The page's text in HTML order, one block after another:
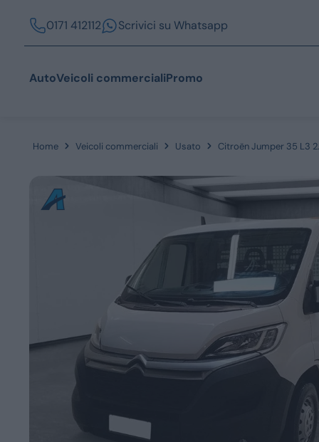
0171 412112 Scrivici su Whatsapp
AutoVeicoli commercialiPromo
Acquista
Servizi
Home Veicoli commerciali Usato Citroën Jumper 35 L3